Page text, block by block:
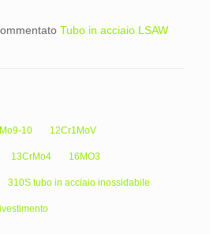
Tubo in acciaio LSAW
10 12Cr1MoV
13CrMo4 16MO3
310S tubo in acciaio inossidabile